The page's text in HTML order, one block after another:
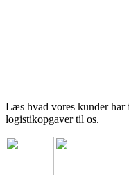
Læs hvad vores kunder har
logistikopgaver til os.